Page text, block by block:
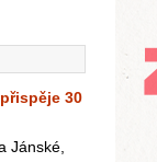
30
Jánské,